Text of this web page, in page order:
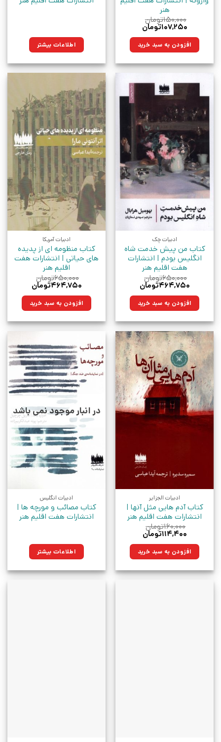
هنر
۱۵۰,۰۰۰تومان
قیمت
۱۵۰,۰۰۰تومان
بود.
۱۰۷,۲۵۰تومان
۱۰۷,۲۵۰تومان.افزودن به سبد خرید اطلاعات بیشتر
ادبیات چک
کتاب من پیش خدمت‌ شاه
انگلیس بودم | انتشارات
هفت اقلیم هنر
۶۵۰,۰۰۰تومان
قیمت
۶۵۰,۰۰۰تومان
بود.
۴۶۴,۷۵۰تومان
۴۶۴,۷۵۰تومان.افزودن به سبد خرید
ادبیات آمریکا
کتاب منظومه ای از پدیده
های حیاتی | انتشارات هفت
اقلیم هنر
۶۵۰,۰۰۰تومان
قیمت
۶۵۰,۰۰۰تومان
بود.
۴۶۴,۷۵۰تومان
۴۶۴,۷۵۰تومان.افزودن به سبد خرید
ادبیات الجزایر
کتاب آدم هایی مثل آنها |
انتشارات هفت اقلیم هنر
۱۶۰,۰۰۰تومان
قیمت
۱۶۰,۰۰۰تومان
بود.
۱۱۴,۴۰۰تومان
۱۱۴,۴۰۰تومان.افزودن به سبد خرید
در انبار موجود نمی باشد
ادبیات انگلیس
کتاب مصائب و مورچه ها |
انتشارات هفت اقلیم هنر
اطلاعات بیشتر